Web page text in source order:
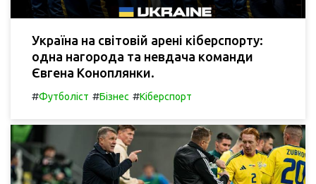
Україна на світовій арені кіберспорту:
одна нагорода та невдача команди
Євгена Коноплянки.
#Футболіст #Бізнес #Кіберспорт